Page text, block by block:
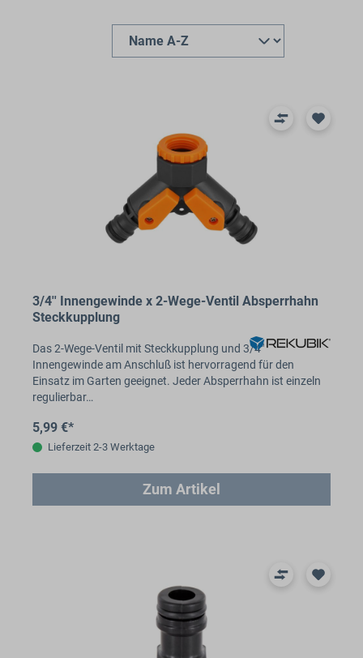
3/4'' Innengewinde x 2-Wege-Ventil Absperrhahn
Steckkupplung
Das 2-Wege-Ventil mit Steckkupplung und 3/4"
Innengewinde am Anschluß ist hervorragend für den
Einsatz im Garten geeignet. Jeder Absperrhahn ist einzeln
regulierbar…
5,99 €*
Lieferzeit 2-3 Werktage
Zum Artikel